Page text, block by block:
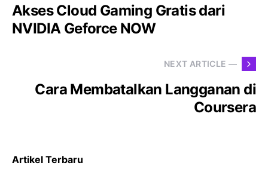
Akses Cloud Gaming Gratis dari
NVIDIA Geforce NOW
NEXT ARTICLE —
Cara Membatalkan Langganan di
Coursera
Artikel Terbaru